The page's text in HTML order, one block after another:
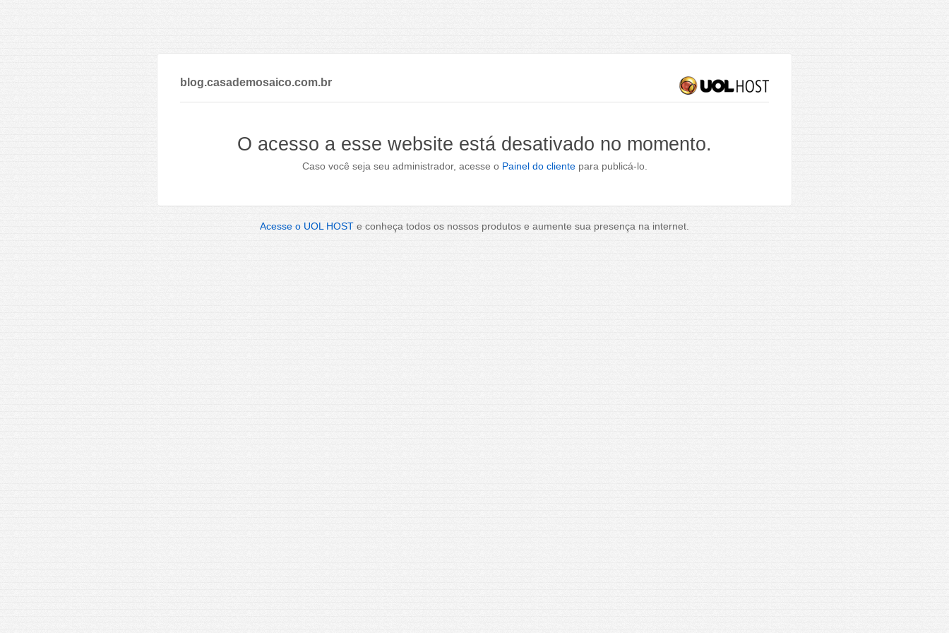
blog.casademosaico.com.br
O acesso a esse website está desativado no momento.
Caso você seja seu administrador, acesse o Painel do clientepara publicá-lo.
Acesse o UOL HOST e conheça todos os nossos produtos e aumente sua presença na internet.